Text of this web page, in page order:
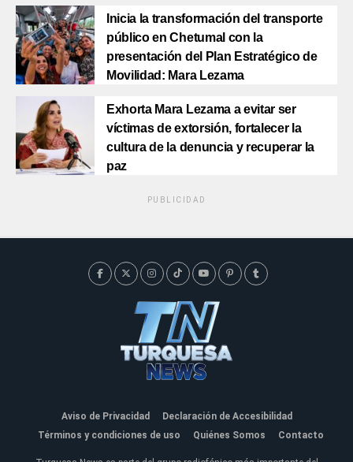
Inicia la transformación del transporte
público en Chetumal con la
presentación del Plan Estratégico de
Movilidad: Mara Lezama
Exhorta Mara Lezama a evitar ser
víctimas de extorsión, fortalecer la
cultura de la denuncia y recuperar la
paz
PUBLICIDAD
Aviso de Privacidad
Declaración de Accesibilidad
Términos y condiciones de uso
Quiénes Somos Contacto